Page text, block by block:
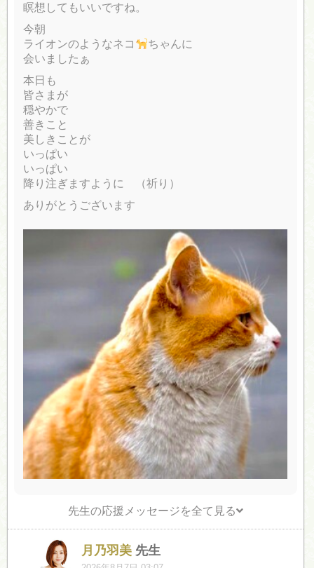
瞑想してもいいですね。
今朝
ライオンのようなネコ
ちゃんに
会いましたぁ
本日も
皆さまが
穏やかで
善きこと
美しきことが
いっぱい
いっぱい
降り注ぎますように （祈り）
ありがとうございます
先生の応援メッセージを全て見る
月乃羽美 先生